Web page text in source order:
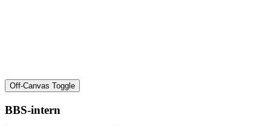
Off-Canvas Toggle
BBS-intern